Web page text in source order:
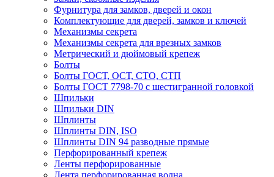
Фурнитура для замков, дверей и окон
Комплектующие для дверей, замков и ключей
Механизмы секрета
Механизмы секрета для врезных замков
Метрический и дюймовый крепеж
Болты
Болты ГОСТ, ОСТ, СТО, СТП
Болты ГОСТ 7798-70 с шестигранной головкой
Шпильки
Шпильки DIN
Шплинты
Шплинты DIN, ISO
Шплинты DIN 94 разводные прямые
Перфорированный крепеж
Ленты перфорированные
Лента перфорированная волна